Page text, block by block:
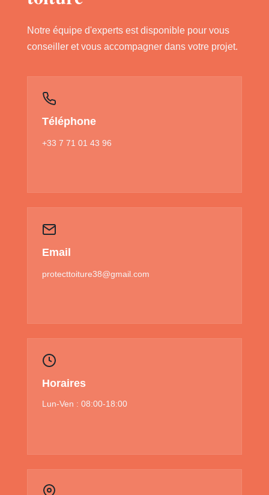
Notre équipe d'experts est disponible pour vous
conseiller et vous accompagner dans votre projet.
Téléphone
+33 7 71 01 43 96
Email
protecttoiture38@gmail.com
Horaires
Lun-Ven : 08:00-18:00